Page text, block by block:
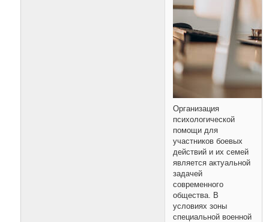
Организация
психологической
помощи для
участников боевых
действий и их семей
является актуальной
задачей
современного
общества. В
условиях зоны
специальной военной